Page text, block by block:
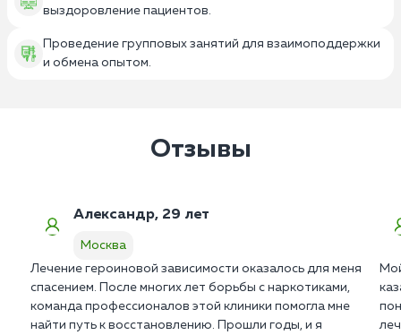
выздоровление пациентов.
Проведение групповых занятий для взаимоподдержки
и обмена опытом.
Отзывы
Александр, 29 лет
Москва
Лечение героиновой зависимости оказалось для меня
спасением. После многих лет борьбы с наркотиками,
команда профессионалов этой клиники помогла мне
найти путь к восстановлению. Прошли годы, и я